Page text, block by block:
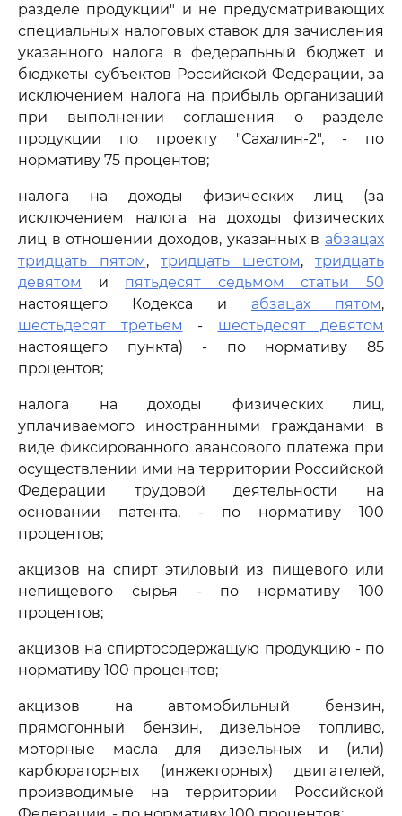
разделе продукции" и не предусматривающих
специальных налоговых ставок для зачисления
указанного налога в федеральный бюджет и
бюджеты субъектов Российской Федерации, за
исключением налога на прибыль организаций
при выполнении соглашения о разделе
продукции по проекту "Сахалин-2", - по
нормативу 75 процентов;
налога на доходы физических лиц (за
исключением налога на доходы физических
лиц в отношении доходов, указанных в абзацах
тридцать пятом, тридцать шестом, тридцать
девятом
и пятьдесят седьмом статьи 50
настоящего Кодекса и абзацах пятом,
шестьдесят третьем - шестьдесят девятом
настоящего пункта) - по нормативу 85
процентов;
налога на доходы физических лиц,
уплачиваемого иностранными гражданами в
виде фиксированного авансового платежа при
осуществлении ими на территории Российской
Федерации трудовой деятельности на
основании патента, - по нормативу 100
процентов;
акцизов на спирт этиловый из пищевого или
непищевого сырья - по нормативу 100
процентов;
акцизов на спиртосодержащую продукцию - по
нормативу 100 процентов;
акцизов на автомобильный бензин,
прямогонный бензин, дизельное топливо,
моторные масла для дизельных и (или)
карбюраторных (инжекторных) двигателей,
производимые на территории Российской